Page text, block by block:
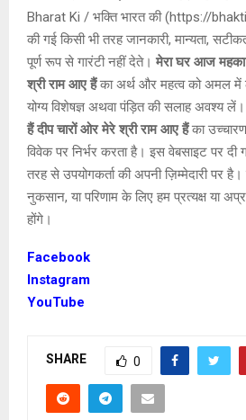
Bharat Ki / भक्ति भारत की (https://
की गई किसी भी तरह जानकारी, मान्यता,
पूर्ण रूप से गारंटी नहीं देते। मेरा घर आज
श्री राम आए हैं का अर्थ और महत्व को अमल में
योग्य विशेषज्ञ अथवा पंड़ित की सलाह अवश्य लें।
हैं दीप चारों ओर मेरे श्री राम आए हैं का
विवेक पर निर्भर करता है। इस वेबसाइट पर दी
तरह से उपयोगकर्ता की अपनी ज़िम्मेदारी पर है।
नुकसान, या परिणाम के लिए हम प्रत्यक्ष या
होंगे।
Facebook
Instagram
YouTube
SHARE 0